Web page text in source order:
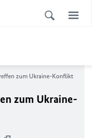
zum Ukraine-Konflikt
zum Ukraine-